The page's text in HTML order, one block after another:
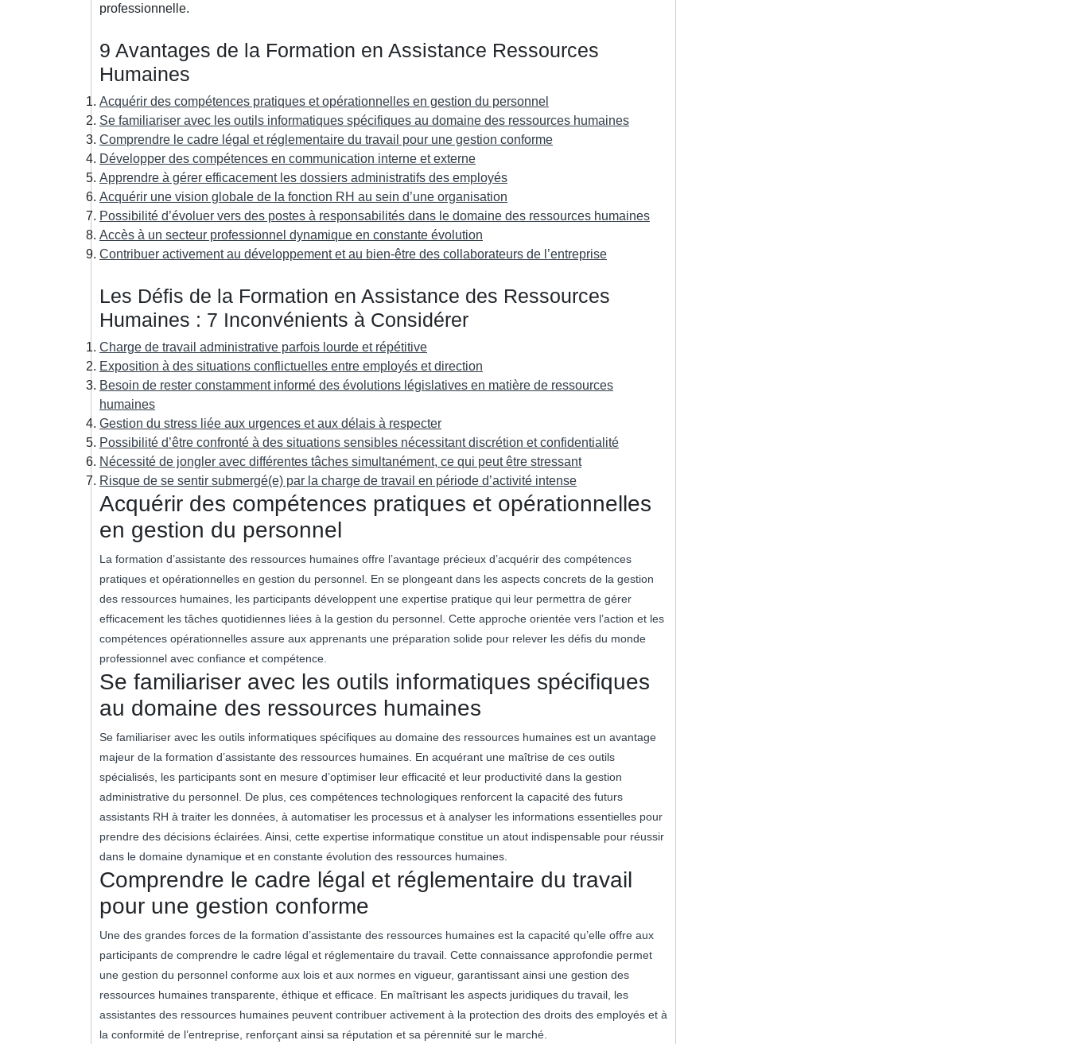
professionnelle.
9 Avantages de la Formation en Assistance Ressources
Humaines
Acquérir des compétences pratiques et opérationnelles en gestion du personnel
Se familiariser avec les outils informatiques spécifiques au domaine des ressources humaines
Comprendre le cadre légal et réglementaire du travail pour une gestion conforme
Développer des compétences en communication interne et externe
Apprendre à gérer efficacement les dossiers administratifs des employés
Acquérir une vision globale de la fonction RH au sein d’une organisation
Possibilité d’évoluer vers des postes à responsabilités dans le domaine des ressources humaines
Accès à un secteur professionnel dynamique en constante évolution
Contribuer activement au développement et au bien-être des collaborateurs de l’entreprise
Les Défis de la Formation en Assistance des Ressources
Humaines : 7 Inconvénients à Considérer
Charge de travail administrative parfois lourde et répétitive
Exposition à des situations conflictuelles entre employés et direction
Besoin de rester constamment informé des évolutions législatives en matière de ressources
humaines
Gestion du stress liée aux urgences et aux délais à respecter
Possibilité d’être confronté à des situations sensibles nécessitant discrétion et confidentialité
Nécessité de jongler avec différentes tâches simultanément, ce qui peut être stressant
Risque de se sentir submergé(e) par la charge de travail en période d’activité intense
Acquérir des compétences pratiques et opérationnelles
en gestion du personnel
La formation d’assistante des ressources humaines offre l’avantage précieux d’acquérir des compétences
pratiques et opérationnelles en gestion du personnel. En se plongeant dans les aspects concrets de la gestion
des ressources humaines, les participants développent une expertise pratique qui leur permettra de gérer
efficacement les tâches quotidiennes liées à la gestion du personnel. Cette approche orientée vers l’action et les
compétences opérationnelles assure aux apprenants une préparation solide pour relever les défis du monde
professionnel avec confiance et compétence.
Se familiariser avec les outils informatiques spécifiques
au domaine des ressources humaines
Se familiariser avec les outils informatiques spécifiques au domaine des ressources humaines est un avantage
majeur de la formation d’assistante des ressources humaines. En acquérant une maîtrise de ces outils
spécialisés, les participants sont en mesure d’optimiser leur efficacité et leur productivité dans la gestion
administrative du personnel. De plus, ces compétences technologiques renforcent la capacité des futurs
assistants RH à traiter les données, à automatiser les processus et à analyser les informations essentielles pour
prendre des décisions éclairées. Ainsi, cette expertise informatique constitue un atout indispensable pour réussir
dans le domaine dynamique et en constante évolution des ressources humaines.
Comprendre le cadre légal et réglementaire du travail
pour une gestion conforme
Une des grandes forces de la formation d’assistante des ressources humaines est la capacité qu’elle offre aux
participants de comprendre le cadre légal et réglementaire du travail. Cette connaissance approfondie permet
une gestion du personnel conforme aux lois et aux normes en vigueur, garantissant ainsi une gestion des
ressources humaines transparente, éthique et efficace. En maîtrisant les aspects juridiques du travail, les
assistantes des ressources humaines peuvent contribuer activement à la protection des droits des employés et à
la conformité de l’entreprise, renforçant ainsi sa réputation et sa pérennité sur le marché.